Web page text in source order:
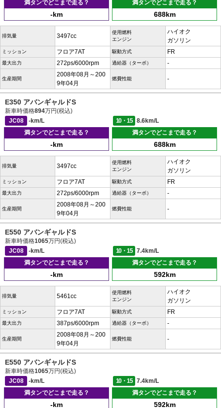
満タンでどこまで走る？
-km
満タンでどこまで走る？
688km
排気量 3497cc
使用燃料
エンジン
ハイオク
ガソリン
ミッション フロア7AT 駆動方式 FR
最大出力 272ps/6000rpm 過給器（ターボ） -
生産期間
2008年08月～200
9年04月
燃費性能 -
E350 アバンギャルドS
新車時価格894万円(税込)
JC08
-km/L 10・15
8.6km/L
満タンでどこまで走る？
-km
満タンでどこまで走る？
688km
排気量 3497cc
使用燃料
エンジン
ハイオク
ガソリン
ミッション フロア7AT 駆動方式 FR
最大出力 272ps/6000rpm 過給器（ターボ） -
生産期間
2008年08月～200
9年04月
燃費性能 -
E550 アバンギャルドS
新車時価格1065万円(税込)
JC08
-km/L 10・15
7.4km/L
満タンでどこまで走る？
-km
満タンでどこまで走る？
592km
排気量 5461cc
使用燃料
エンジン
ハイオク
ガソリン
ミッション フロア7AT 駆動方式 FR
最大出力 387ps/6000rpm 過給器（ターボ） -
生産期間
2008年08月～200
9年04月
燃費性能 -
E550 アバンギャルドS
新車時価格1065万円(税込)
JC08
-km/L 10・15
7.4km/L
満タンでどこまで走る？
-km
満タンでどこまで走る？
592km